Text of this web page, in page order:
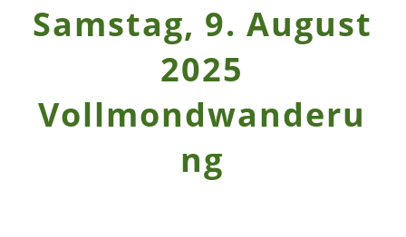
Samstag, 9. August
2025
Vollmondwanderu
ng